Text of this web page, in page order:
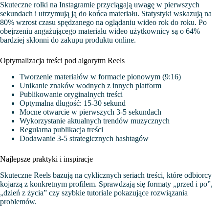
Skuteczne rolki na Instagramie przyciągają uwagę w pierwszych
sekundach i utrzymują ją do końca materiału. Statystyki wskazują na
80% wzrost czasu spędzanego na oglądaniu wideo rok do roku. Po
obejrzeniu angażującego materiału wideo użytkownicy są o 64%
bardziej skłonni do zakupu produktu online.
Optymalizacja treści pod algorytm Reels
Tworzenie materiałów w formacie pionowym (9:16)
Unikanie znaków wodnych z innych platform
Publikowanie oryginalnych treści
Optymalna długość: 15-30 sekund
Mocne otwarcie w pierwszych 3-5 sekundach
Wykorzystanie aktualnych trendów muzycznych
Regularna publikacja treści
Dodawanie 3-5 strategicznych hashtagów
Najlepsze praktyki i inspiracje
Skuteczne Reels bazują na cyklicznych seriach treści, które odbiorcy
kojarzą z konkretnym profilem. Sprawdzają się formaty „przed i po”,
„dzień z życia” czy szybkie tutoriale pokazujące rozwiązania
problemów.